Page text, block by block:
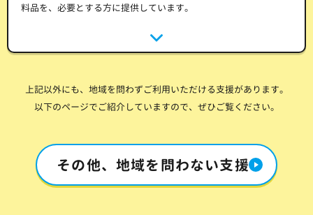
料品を、必要とする方に提供しています。
上記以外にも、地域を問わずご利用いただける支援があります。
以下のページでご紹介していますので、ぜひご覧ください。
その他、地域を問わない支援